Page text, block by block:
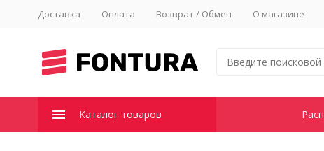
Доставка Оплата Возврат / Обмен О магазине
Каталог товаров